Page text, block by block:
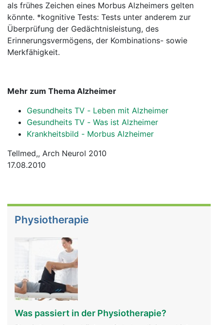
als frühes Zeichen eines Morbus Alzheimers gelten
könnte. *kognitive Tests: Tests unter anderem zur
Überprüfung der Gedächtnisleistung, des
Erinnerungsvermögens, der Kombinations- sowie
Merkfähigkeit.
Mehr zum Thema Alzheimer
Gesundheits TV - Leben mit Alzheimer
Gesundheits TV - Was ist Alzheimer
Krankheitsbild - Morbus Alzheimer
Tellmed,, Arch Neurol 2010
17.08.2010
Physiotherapie
Was passiert in der Physiotherapie?